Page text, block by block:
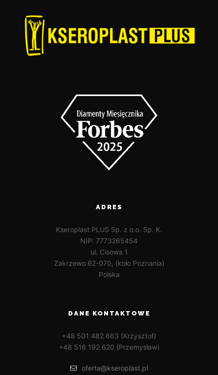
ADRES
Kseroplast PLUS Sp. z o.o. Sp. K.
NIP: 7773265454
ul. Cisowa 1
Zakrzewo 62-070, (koło Poznania)
Polska
DANE KONTAKTOWE
+48 501 482 663 (Krzysztof)
+48 516 192 620 (Przemysław)
oferta@kseroplast.pl